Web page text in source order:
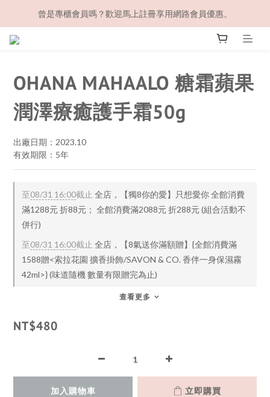
曾是專櫃會員嗎？歡迎馬上註冊享用網路會員優惠。
OHANA MAHAALO 糖霜蘋果
潤澤療癒護手霜50g
出廠日期：2023.10
有效期限：5年
至08/31 16:00截止 全店，【獨8你的愛】只想愛你 全館消費
滿1288元 折88元； 全館消費滿2088元 折288元 (組合活動不
併行)
至08/31 16:00截止 全店，【8氣送你滿額贈】{全館消費滿
1588贈<索拉花園 擴香掛飾/SAVON & CO. 香伴一身保濕霧
42ml>} (味道隨機 數量有限贈完為止)
查看更多
NT$480
加入購物車 立即購買